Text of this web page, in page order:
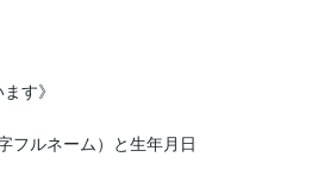
す》
フルネーム）と生年月日